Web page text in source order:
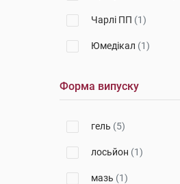
Чарлі ПП (1)
Юмедікал (1)
Форма випуску
гель (5)
лосьйон (1)
мазь (1)